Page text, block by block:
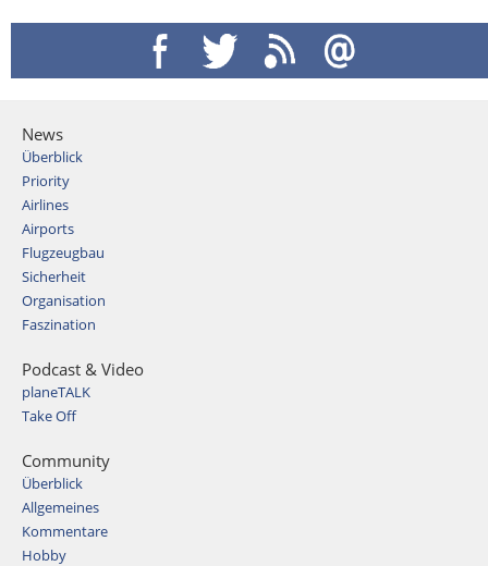
News
Überblick
Priority
Airlines
Airports
Flugzeugbau
Sicherheit
Organisation
Faszination
Podcast & Video
planeTALK
Take Off
Community
Überblick
Allgemeines
Kommentare
Hobby